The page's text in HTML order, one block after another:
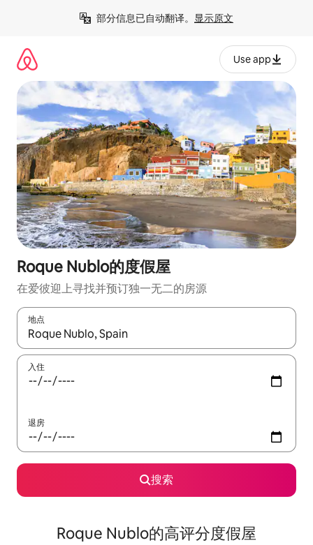
部分信息已自动翻译。 显示原文
Use app
Roque Nublo的度假屋
在爱彼迎上寻找并预订独一无二的房源
地点
如有搜索结果，请使用上下方向键查看，或通过点击或滑动手势
入住
退房
搜索
Roque Nublo的高评分度假屋